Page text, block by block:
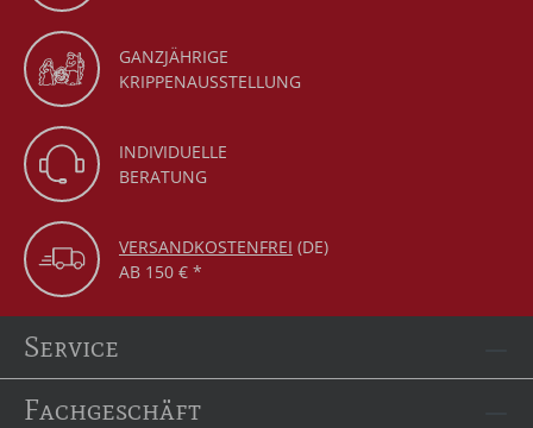
GANZJÄHRIGE
KRIPPENAUSSTELLUNG
INDIVIDUELLE
BERATUNG
VERSANDKOSTENFREI (DE)
AB 150 € *
Service
Fachgeschäft